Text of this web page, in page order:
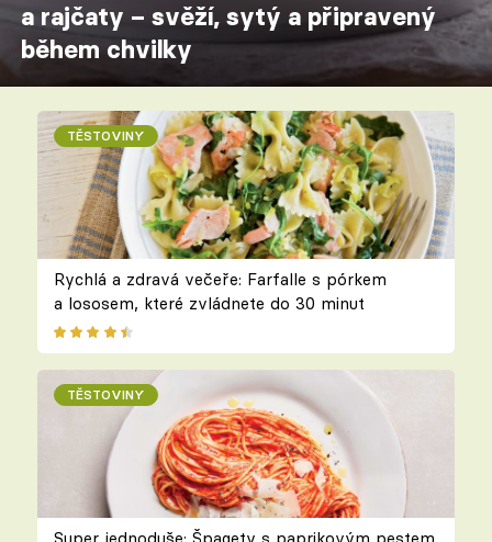
a rajčaty – svěží, sytý a připravený
během chvilky
TĚSTOVINY
Rychlá a zdravá večeře: Farfalle s pórkem
a lososem, které zvládnete do 30 minut
TĚSTOVINY